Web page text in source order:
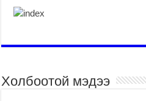
Холбоотой мэдээ